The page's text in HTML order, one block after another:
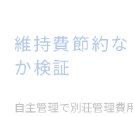
維持費節約
か検証
自主管理で別荘管理費